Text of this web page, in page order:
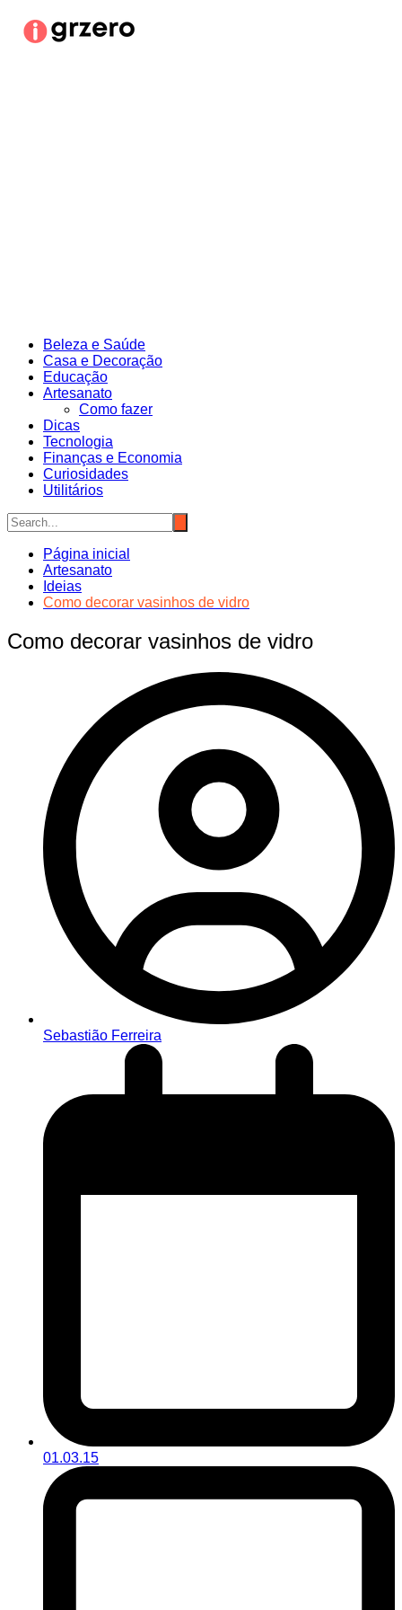
para
Beleza e Saúde
Casa e Decoração
Educação
Artesanato
Como fazer
Dicas
Tecnologia
Finanças e Economia
Curiosidades
Utilitários
Página inicial
Artesanato
Ideias
Como decorar vasinhos de vidro
Como decorar vasinhos de vidro
Sebastião Ferreira
01.03.15